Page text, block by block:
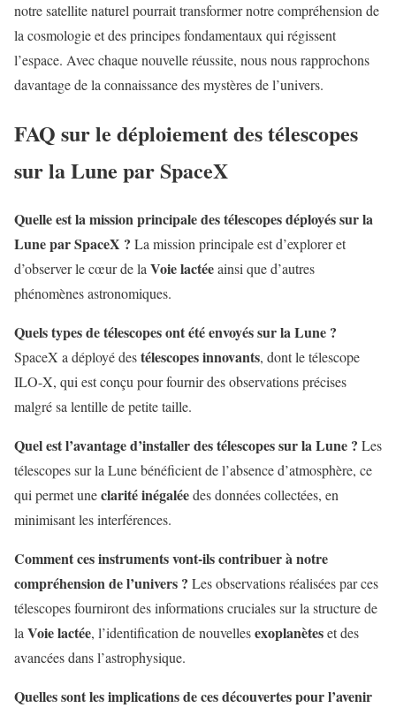
notre satellite naturel pourrait transformer notre compréhension de
la cosmologie et des principes fondamentaux qui régissent
l’espace. Avec chaque nouvelle réussite, nous nous rapprochons
davantage de la connaissance des mystères de l’univers.
FAQ sur le déploiement des télescopes
sur la Lune par SpaceX
Quelle est la mission principale des télescopes déployés sur la
Lune par SpaceX ? La mission principale est d’explorer et
d’observer le cœur de la Voie lactéeainsi que d’autres
phénomènes astronomiques.
Quels types de télescopes ont été envoyés sur la Lune ?
SpaceX a déployé destélescopes innovants, dont le télescope
ILO-X, qui est conçu pour fournir des observations précises
malgré sa lentille de petite taille.
Quel est l’avantage d’installer des télescopes sur la Lune ? Les
télescopes sur la Lune bénéficient de l’absence d’atmosphère, ce
qui permet uneclarité inégaléedes données collectées, en
minimisant les interférences.
Comment ces instruments vont-ils contribuer à notre
compréhension de l’univers ? Les observations réalisées par ces
télescopes fourniront des informations cruciales sur la structure de
la Voie lactée, l’identification de nouvellesexoplanèteset des
avancées dans l’astrophysique.
Quelles sont les implications de ces découvertes pour l’avenir